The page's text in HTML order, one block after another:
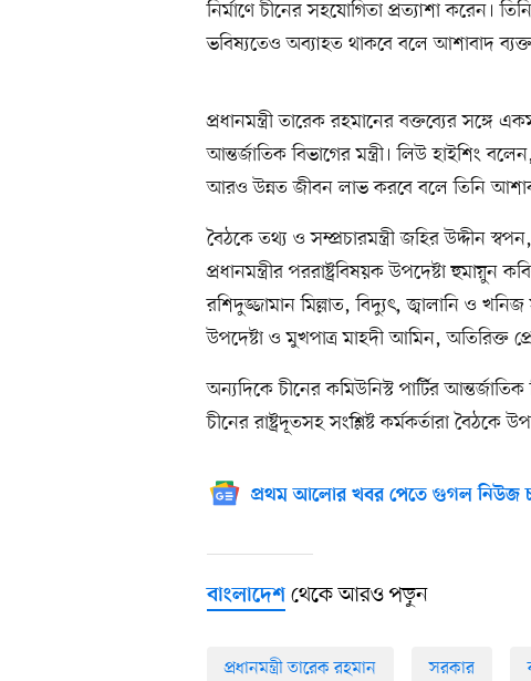
নির্মাণে চীনের সহযোগিতা প্রত্যাশা করেন।
ভবিষ্যতেও অব্যাহত থাকবে বলে আশাবাদ
প্রধানমন্ত্রী তারেক রহমানের বক্তব্যের সঙ্গে
আন্তর্জাতিক বিভাগের মন্ত্রী। লিউ হাইশিং
আরও উন্নত জীবন লাভ করবে বলে তিনি
বৈঠকে তথ্য ও সম্প্রচারমন্ত্রী জহির উদ্দীন
প্রধানমন্ত্রীর পররাষ্ট্রবিষয়ক উপদেষ্টা হুমায়ুন
রশিদুজ্জামান মিল্লাত, বিদ্যুৎ, জ্বালানি ও
উপদেষ্টা ও মুখপাত্র মাহদী আমিন, অতিরিক্ত
অন্যদিকে চীনের কমিউনিস্ট পার্টির
চীনের রাষ্ট্রদূতসহ সংশ্লিষ্ট কর্মকর্তারা বৈঠকে
প্রথম আলোর খবর পেতে গুগল নিউজ
বাংলাদেশ থেকে আরও পড়ুন
প্রধানমন্ত্রী তারেক রহমান সরকার